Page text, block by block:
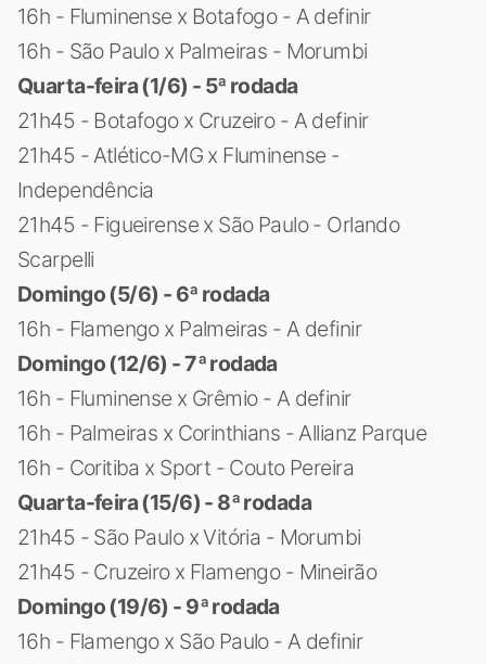
16h - Fluminense x Botafogo - A definir
16h - São Paulo x Palmeiras - Morumbi
Quarta-feira (1/6) - 5ª rodada
21h45 - Botafogo x Cruzeiro - A definir
21h45 - Atlético-MG x Fluminense -
Independência
21h45 - Figueirense x São Paulo - Orlando
Scarpelli
Domingo (5/6) - 6ª rodada
16h - Flamengo x Palmeiras - A definir
Domingo (12/6) - 7ª rodada
16h - Fluminense x Grêmio - A definir
16h - Palmeiras x Corinthians - Allianz Parque
16h - Coritiba x Sport - Couto Pereira
Quarta-feira (15/6) - 8ª rodada
21h45 - São Paulo x Vitória - Morumbi
21h45 - Cruzeiro x Flamengo - Mineirão
Domingo (19/6) - 9ª rodada
16h - Flamengo x São Paulo - A definir